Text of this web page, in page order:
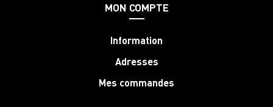
MON COMPTE
Information
Adresses
Mes commandes